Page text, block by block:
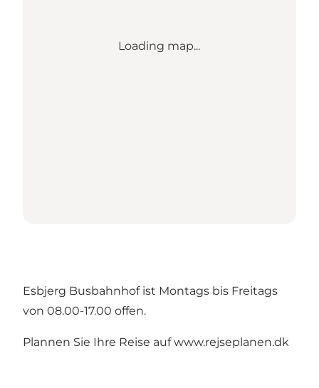
Loading map...
Esbjerg Busbahnhof ist Montags bis Freitags
von 08.00-17.00 offen.
Plannen Sie Ihre Reise aufwww.rejseplanen.dk